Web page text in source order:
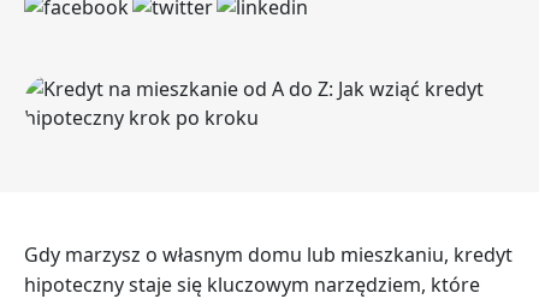
Gdy marzysz o własnym domu lub mieszkaniu, kredyt
hipoteczny staje się kluczowym narzędziem, które